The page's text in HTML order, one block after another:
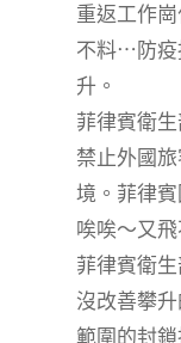
重返工作
不料⋯防疫
升。
菲律賓衛
禁止外國
境。菲律
唉唉～又
菲律賓衛
沒改善攀
範圍的封